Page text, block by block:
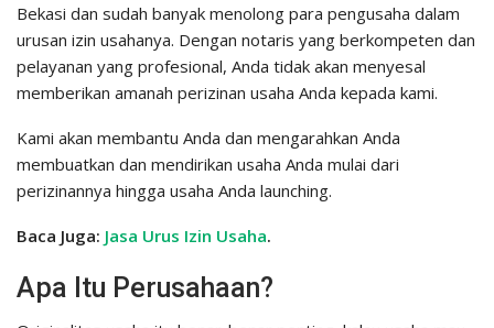
Bekasi dan sudah banyak menolong para pengusaha dalam
urusan izin usahanya. Dengan notaris yang berkompeten dan
pelayanan yang profesional, Anda tidak akan menyesal
memberikan amanah perizinan usaha Anda kepada kami.
Kami akan membantu Anda dan mengarahkan Anda
membuatkan dan mendirikan usaha Anda mulai dari
perizinannya hingga usaha Anda launching.
Baca Juga: Jasa Urus Izin Usaha.
Apa Itu Perusahaan?